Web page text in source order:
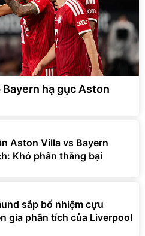
hạ gục Aston
Aston Villa vs Bayern
Khó phân thắng bại
sắp bổ nhiệm cựu
gia phân tích của Liverpool